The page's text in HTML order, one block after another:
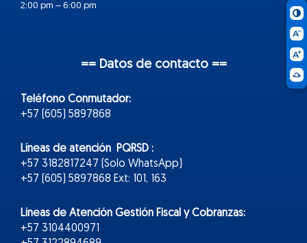
2:00 pm – 6:00 pm
== Datos de contacto ==
Teléfono Conmutador:
+57 (605) 5897868
Líneas de atención PQRSD :
+57 3182817247 (Solo WhatsApp)
+57 (605) 5897868 Ext: 101, 163
Líneas de Atención Gestión Fiscal y Cobranzas:
+57 3104400971